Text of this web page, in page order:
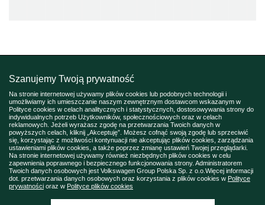
Szanujemy Twoją prywatność
Na stronie internetowej używamy plików cookies lub podobnych technologii i
umożliwiamy ich umieszczanie naszym zewnętrznym dostawcom wskazanym w
Polityce cookies w celach analitycznych i statystycznych, dostosowywania strony do
indywidualnych potrzeb Użytkowników, społecznościowych oraz w celach
reklamowych. Jeżeli wyrażasz zgodę na przetwarzania Twoich danych w
powyższych celach, kliknij „Akceptuję”. Możesz cofnąć swoją zgodę lub sprzeciwić
się, korzystając z możliwości kontynuacji nie akceptując plików cookies, zarządzania
ustawieniami plików cookies, a także poprzez zmianę ustawień Twojej przeglądarki.
Na stronie internetowej używamy również niezbędnych plików cookies w celu
zapewnienia poprawnego i bezpiecznego funkcjonowania strony. Administratorem
Twoich danych osobowych jest Volkswagen Group Polska Sp. z o.o.Więcej informacji
dot. przetwarzania danych osobowych oraz korzystania z plików cookies w Polityce
prywatności oraz w Polityce plików cookies